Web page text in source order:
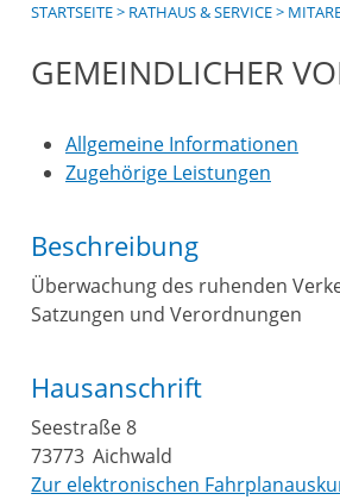
STARTSEITE> RATHAUS & SERVICE>
GEMEINDLICHER
Allgemeine Informationen
Zugehörige Leistungen
Beschreibung
Überwachung des ruhenden
Satzungen und Verordnungen
Hausanschrift
Seestraße 8
73773 Aichwald
Zur elektronischen